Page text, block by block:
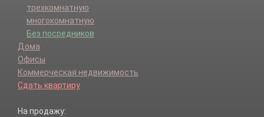
трехкомнатную
многокомнатную
Без посредников
Дома
Офисы
Коммерческая недвижимость
Сдать квартиру
На продажу: